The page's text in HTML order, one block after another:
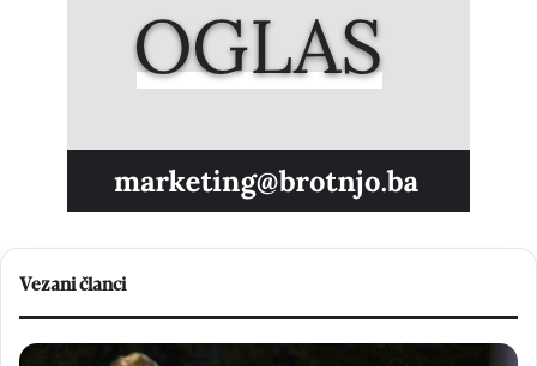
Vezani članci
Matej